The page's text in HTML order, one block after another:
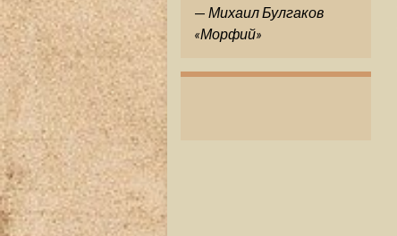
— Михаил Булгаков
«Морфий»